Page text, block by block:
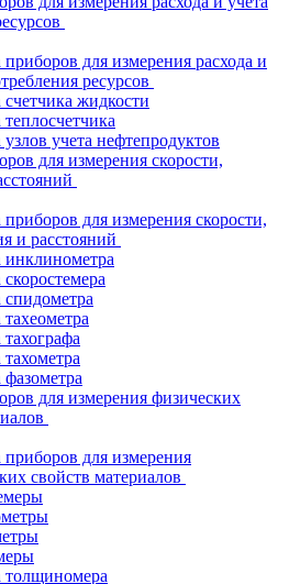
для измерения расхода и
ресурсов
жидкости
учета нефтепродуктов
для измерения скорости,
для измерения скорости,
и расстояний
инклинометра
для измерения физических
для измерения
свойств материалов
толщиномера